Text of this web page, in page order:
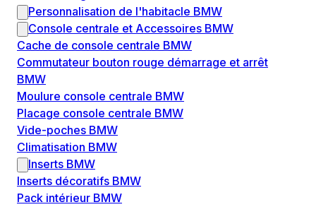
Personnalisation de l'habitacle BMW
Console centrale et Accessoires BMW
Cache de console centrale BMW
Commutateur bouton rouge démarrage et arrêt
BMW
Moulure console centrale BMW
Placage console centrale BMW
Vide-poches BMW
Climatisation BMW
Inserts BMW
Inserts décoratifs BMW
Pack intérieur BMW